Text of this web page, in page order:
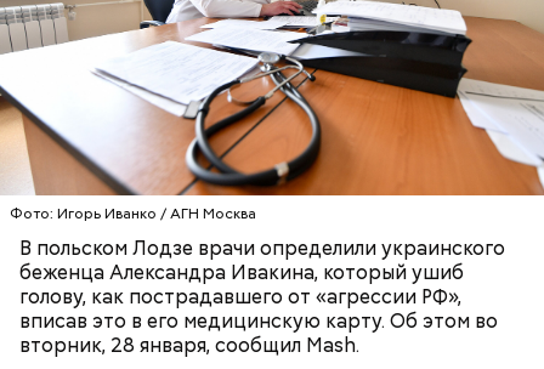
Фото: Игорь Иванко / АГН Москва
В польском Лодзе врачи определили украинского
беженца Александра Ивакина, который ушиб
голову, как пострадавшего от «агрессии РФ»,
вписав это в его медицинскую карту. Об этом во
вторник, 28 января, сообщил Mash.
Он также уточнил, что у человека крайне мало
шансов выжить, если он окажется на пути у акулы.
Ни один метод и способ защиты или обороны в
стрессовой ситуации не помогает, ведь у морского
обитателя больше преимуществ в воде как по
выносливости, так и по силе.